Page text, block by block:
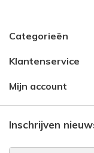
Categorieën
Klantenservice
Mijn account
Inschrijven